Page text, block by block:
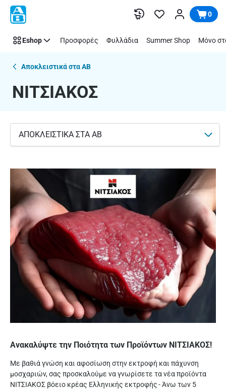
Παράλειψη
ΝΙΤΣΙΑΚΟΣ
0
Eshop Προσφορές Φυλλάδια Summer Shop Μόνο
Αποκλειστικά στα ΑΒ
ΝΙΤΣΙΑΚΟΣ
ΑΠΟΚΛΕΙΣΤΙΚΑ ΣΤΑ ΑΒ
Ανακαλύψτε την Ποιότητα των Προϊόντων ΝΙΤΣΙΑΚΟΣ!
Mε βαθιά γνώση και αφοσίωση στην εκτροφή και πάχυνση
μοσχαριών, σας προσκαλούμε να γνωρίσετε τα νέα προϊόντα
ΝΙΤΣΙΑΚΟΣ βόειο κρέας Ελληνικής εκτροφής - Άνω των 5